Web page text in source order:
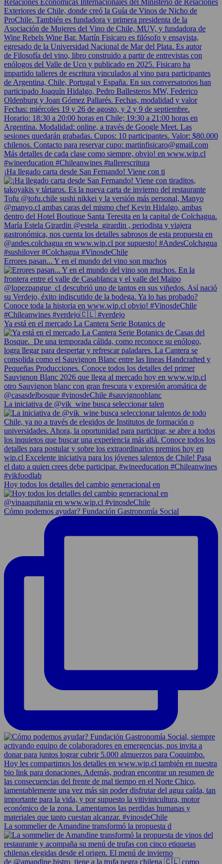
¡Ha llegado carta desde San Fernando! Viene con ti
Errores pasan... Y en el mundo del vino son muchos
Ya está en el mercado La Cantera Serie Botanics de
La iniciativa de @vik_wine busca seleccionar talen
Hoy todos los detalles del cambio generacional en
Cómo podemos ayudar? Fundación Gastronomía Social
La sommelier de Amandine transformó la propuesta d